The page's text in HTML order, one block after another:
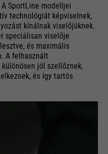
SportLine modelljei
technológiát képviselnek,
kínálnak viselőjüknek.
speciálisan viselője
és maximális
A felhasznált
jól szellőznek,
és így tartós